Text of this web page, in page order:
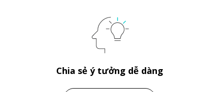
Chia sẻ ý tưởng dễ dàng